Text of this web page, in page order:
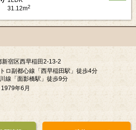
4F
1LDK
31.12m2
新宿区西早稲田2-13-2
ロ副都心線「西早稲田駅」徒歩4分
川線「面影橋駅」徒歩9分